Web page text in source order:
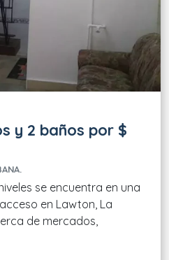
y 2 baños por $
se encuentra en una
en Lawton, La
de mercados,